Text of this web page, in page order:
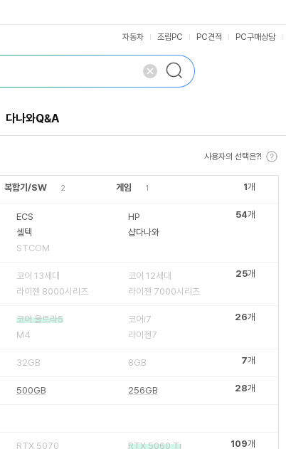
자동차 조립PC PC견적 PC구매상담
다나와Q&A
사용자의 선택은?!
복합기/SW 2 게임 1 1개
ECS
HP
셀텍
샵다나와
STCOM
54개
코어 13세대 코어 12세대
라이젠 8000시리즈 라이젠 7000시리즈
25개
코어 울트라5 코어i7
M4 라이젠7
26개
32GB 8GB 7개
500GB 256GB 28개
RTX 5070 RTX 5060 Ti 109개